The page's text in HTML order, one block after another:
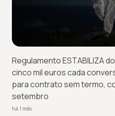
Regulamento ESTABILIZA
cinco mil euros cada
para contrato sem termo,
setembro
há 1 mês